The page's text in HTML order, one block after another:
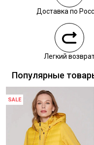
Самовывоз из
Самовывоз из наших
Курьерская доставка
Самовывоз из
Доставка по
Легкий
Популярные
SALE